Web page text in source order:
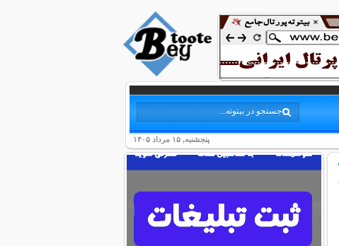
پنجشنبه, ۱۵ مرداد ۱۴۰۵